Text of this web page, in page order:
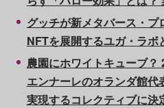
グッチが新メタバース・
NFTを展開するユガ・ラボ
農園にホワイトキューブ
エンナーレのオランダ館
実現するコレクティブに決